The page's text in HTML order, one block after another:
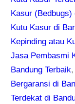
Kasur (Bedbugs)
Kutu Kasur di
Kepinding atau
Jasa Pembasmi
Bandung Terbaik
Bergaransi di
Terdekat di